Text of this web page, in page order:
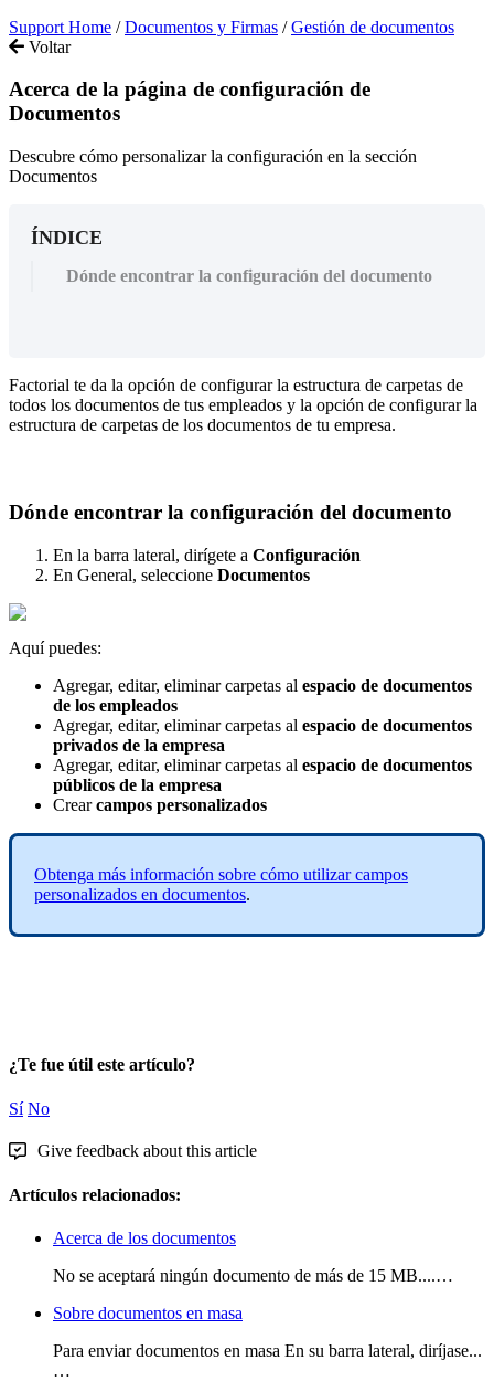
Support Home / Documentos y Firmas / Gestión de documentos
Voltar
Acerca de la página de configuración de
Documentos
Descubre cómo personalizar la configuración en la sección
Documentos
ÍNDICE
Dónde encontrar la configuración del documento
Factorial te da la opción de configurar la estructura de carpetas de
todos los documentos de tus empleados y la opción de configurar la
estructura de carpetas de los documentos de tu empresa.
Dónde encontrar la configuración del documento
En la barra lateral, dirígete a Configuración
En General, seleccione Documentos
Aquí puedes:
Agregar, editar, eliminar carpetas al espacio de documentos
de los empleados
Agregar, editar, eliminar carpetas al espacio de documentos
privados de la empresa
Agregar, editar, eliminar carpetas al espacio de documentos
públicos de la empresa
Crear campos personalizados
Obtenga más información sobre cómo utilizar campos
personalizados en documentos.
¿Te fue útil este artículo?
Sí No
Give feedback about this article
Artículos relacionados:
Acerca de los documentos
No se aceptará ningún documento de más de 15 MB....…
Sobre documentos en masa
Para enviar documentos en masa En su barra lateral, diríjase...
…